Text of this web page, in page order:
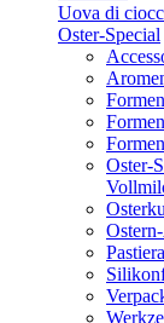
Uova di
Oster-Special
Oster-